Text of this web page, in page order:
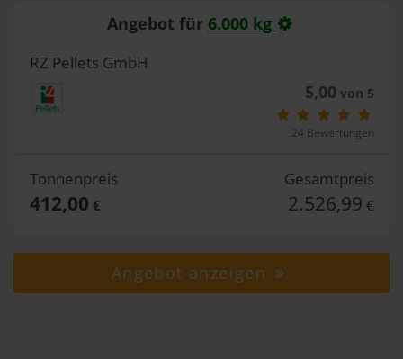
Angebot für 6.000 kg
RZ Pellets GmbH
5,00 von 5
24 Bewertungen
Tonnenpreis
412,00 €
Gesamtpreis
2.526,99 €
Angebot anzeigen